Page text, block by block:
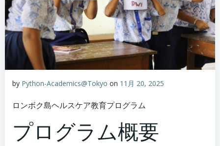
by Python-Academics@Tokyo on 11月 20, 2025
ロンボク島ヘルスケア教育プログラム
プログラム概要